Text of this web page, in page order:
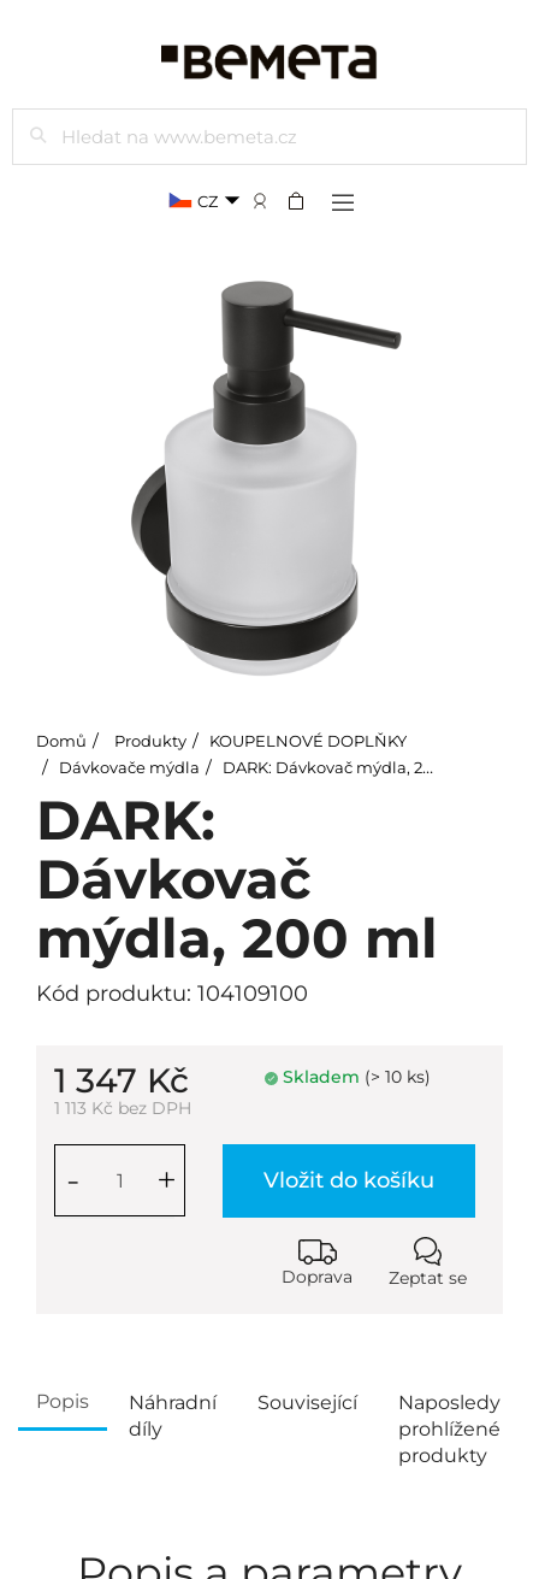
Hledat
CZ
Domů Produkty
KOUPELNOVÉ DOPLŇKY
Dávkovače mýdla
DARK: Dávkovač mýdla, 200 ml
DARK:
Dávkovač
mýdla, 200 ml
Kód produktu: 104109100
1 347 Kč
1 113 Kč bez DPH
Skladem (> 10 ks)
+
- Vložit do košíku
Doprava Zeptat se
Popis
Náhradní
díly
Související
Naposledy
prohlížené
produkty